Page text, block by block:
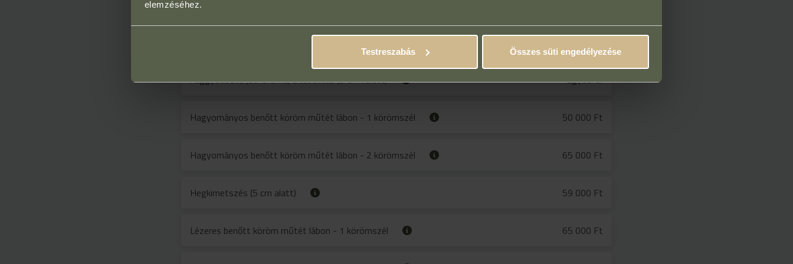
elemzéséhez.
Testreszabás Összes süti engedélyezése
és elhelyezkedéstől függően
Faggyúciszta (atheroma) eltávolítás (5 cm felett) Egyedi ár
Hagyományos benőtt köröm műtét lábon - 1 körömszél 50 000 Ft
Hagyományos benőtt köröm műtét lábon - 2 körömszél 65 000 Ft
Hegkimetszés (5 cm alatt) 59 000 Ft
Lézeres benőtt köröm műtét lábon - 1 körömszél 65 000 Ft